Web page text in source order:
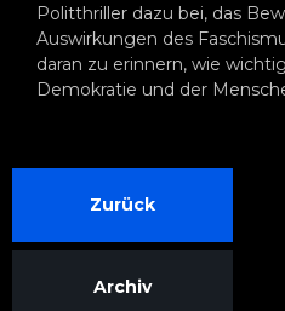
Politthriller dazu bei, das
Auswirkungen des
daran zu erinnern, wie
Demokratie und der
Zurück
Archiv